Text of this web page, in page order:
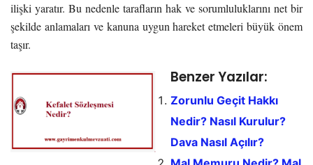
ilişki yaratır. Bu nedenle tarafların hak ve sorumluluklarını net bir
şekilde anlamaları ve kanuna uygun hareket etmeleri büyük önem
taşır.
Benzer Yazılar:
Zorunlu Geçit Hakkı
Nedir? Nasıl Kurulur?
Dava Nasıl Açılır?